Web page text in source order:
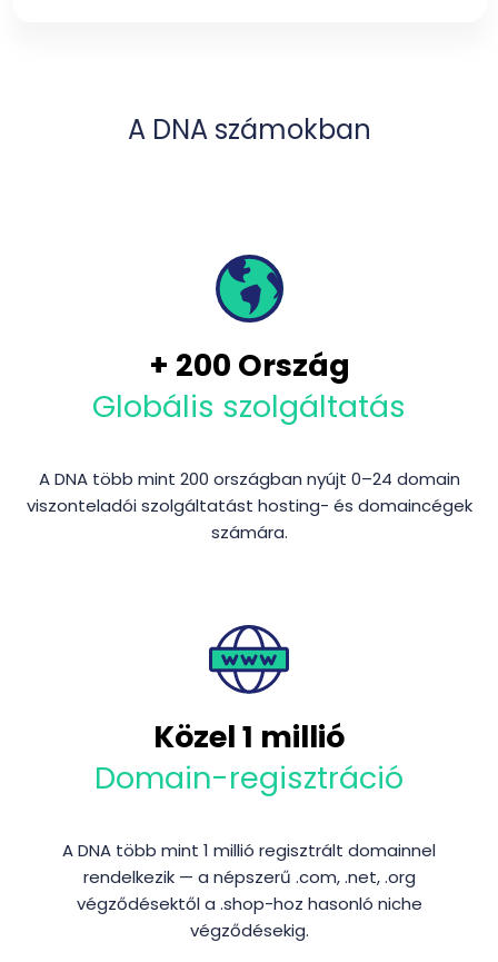
A DNA számokban
+ 200 Ország
Globális szolgáltatás
A DNA több mint 200 országban nyújt 0–24 domain
viszonteladói szolgáltatást hosting- és domaincégek
számára.
Közel 1 millió
Domain-regisztráció
A DNA több mint 1 millió regisztrált domainnel
rendelkezik — a népszerű .com, .net, .org
végződésektől a .shop-hoz hasonló niche
végződésekig.